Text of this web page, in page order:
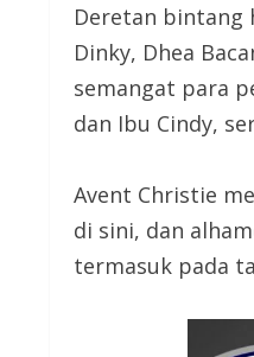
Deretan bintang
Dinky, Dhea
semangat para
dan Ibu Cindy,
Avent Christie
di sini, dan
termasuk pada